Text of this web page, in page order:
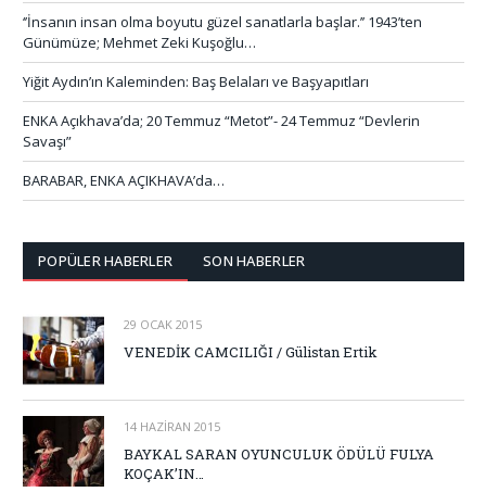
‘’İnsanın insan olma boyutu güzel sanatlarla başlar.’’ 1943’ten
Günümüze; Mehmet Zeki Kuşoğlu…
Yiğit Aydın’ın Kaleminden: Baş Belaları ve Başyapıtları
ENKA Açıkhava’da; 20 Temmuz “Metot”- 24 Temmuz “Devlerin
Savaşı”
BARABAR, ENKA AÇIKHAVA’da…
POPÜLER HABERLER SON HABERLER
29 OCAK 2015
VENEDİK CAMCILIĞI / Gülistan Ertik
14 HAZIRAN 2015
BAYKAL SARAN OYUNCULUK ÖDÜLÜ FULYA
KOÇAK’IN…